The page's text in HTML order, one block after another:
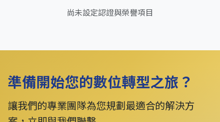
尚未設定認證與榮譽項目
準備開始您的數位轉型之旅？
讓我們的專業團隊為您規劃最適合的解決方